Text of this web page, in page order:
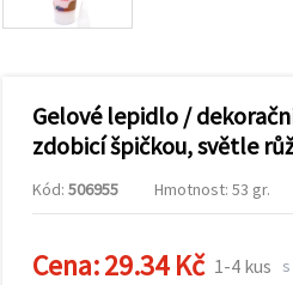
pomocí
našich
marketing.
Můžete
souhlasit s
všech
cookies
"Přijmout
Gelové lepidlo /
zdobicí špičkou, světle
Kód: 506955 Hmotnost: 53 gr.
Cena:29.34 Kč 1-4 kus s